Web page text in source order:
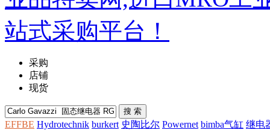
采购
店铺
现货
EFFBE Hydrotechnik burkert 史陶比尔 Powernet bimba气缸 继电